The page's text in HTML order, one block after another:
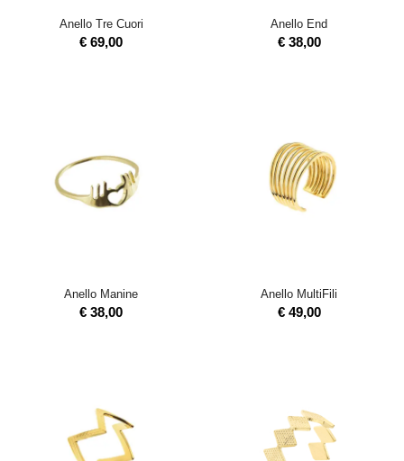
Anello Tre Cuori
€ 69,00
Anello End
€38,00
Anello Manine
€ 38,00
Anello MultiFili
€49,00